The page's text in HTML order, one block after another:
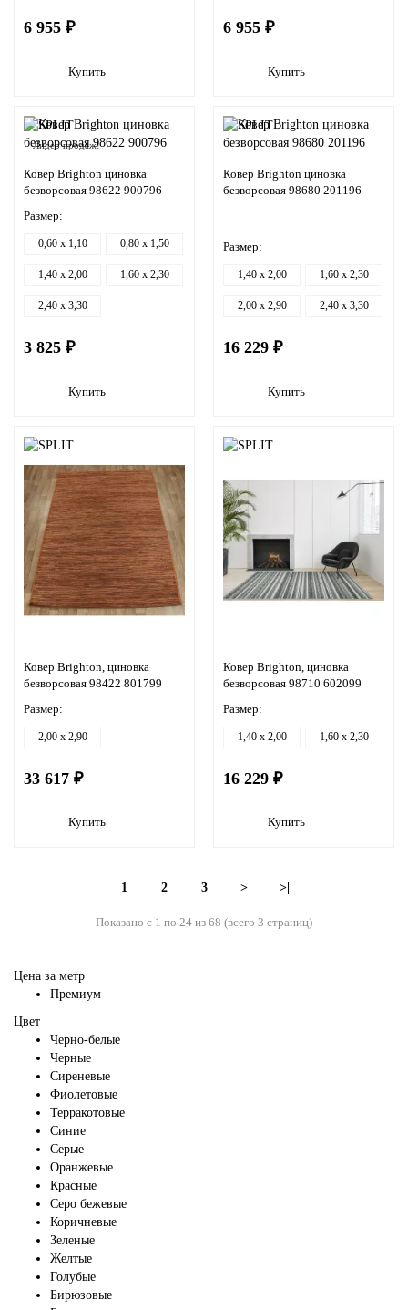
6 955 ₽
Купить
6 955 ₽
Купить
Лидер продаж!
Ковер Brighton циновка
безворсовая 98622 900796
Размер:
0,60 x 1,10 0,80 x 1,50
1,40 x 2,00 1,60 x 2,30
2,40 x 3,30
3 825 ₽
Купить
Ковер Brighton циновка
безворсовая 98680 201196
Размер:
1,40 x 2,00 1,60 x 2,30
2,00 x 2,90 2,40 x 3,30
16 229 ₽
Купить
Ковер Brighton, циновка
безворсовая 98422 801799
Размер:
2,00 x 2,90
33 617 ₽
Купить
Ковер Brighton, циновка
безворсовая 98710 602099
Размер:
1,40 x 2,00 1,60 x 2,30
16 229 ₽
Купить
1 2 3 > >|
Показано с 1 по 24 из 68 (всего 3 страниц)
Цена за метр
Премиум
Цвет
Черно-белые
Черные
Сиреневые
Фиолетовые
Терракотовые
Синие
Серые
Оранжевые
Красные
Серо бежевые
Коричневые
Зеленые
Желтые
Голубые
Бирюзовые